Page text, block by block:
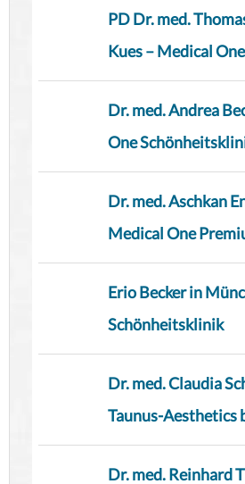
PD Dr. med.
Kues – Medical
Dr. med. Andrea
One
Dr. med. Aschkan
Medical One
Erio Becker in
Schönheitsklinik
Dr. med. Claudia
Taunus-Aesthetics
Dr. med. Reinhard